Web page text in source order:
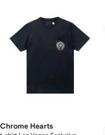
Chrome Hearts